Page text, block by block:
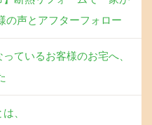
の声とアフターフォロー
ているお客様のお宅へ、
、